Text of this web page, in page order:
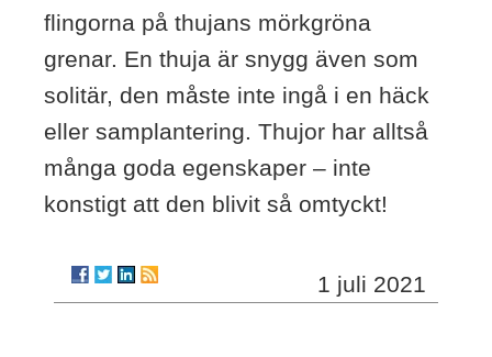
flingorna på thujans mörkgröna
grenar. En thuja är snygg även som
solitär, den måste inte ingå i en häck
eller samplantering. Thujor har alltså
många goda egenskaper – inte
konstigt att den blivit så omtyckt!
1 juli 2021